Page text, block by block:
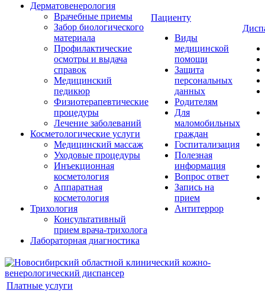
Дерматовенерология
Врачебные приемы
Забор биологического
материала
Профилактические
осмотры и выдача
справок
Медицинский
педикюр
Физиотерапевтические
процедуры
Лечение заболеваний
Косметологические услуги
Медицинский массаж
Уходовые процедуры
Инъекционная
косметология
Аппаратная
косметология
Трихология
Консультативный
прием врача-трихолога
Лабораторная диагностика
Пациенту
Виды
медицинской
помощи
Защита
персональных
данных
Родителям
Для
маломобильных
граждан
Госпитализация
Полезная
информация
Вопрос ответ
Запись на
прием
Антитеррор
Платные услуги